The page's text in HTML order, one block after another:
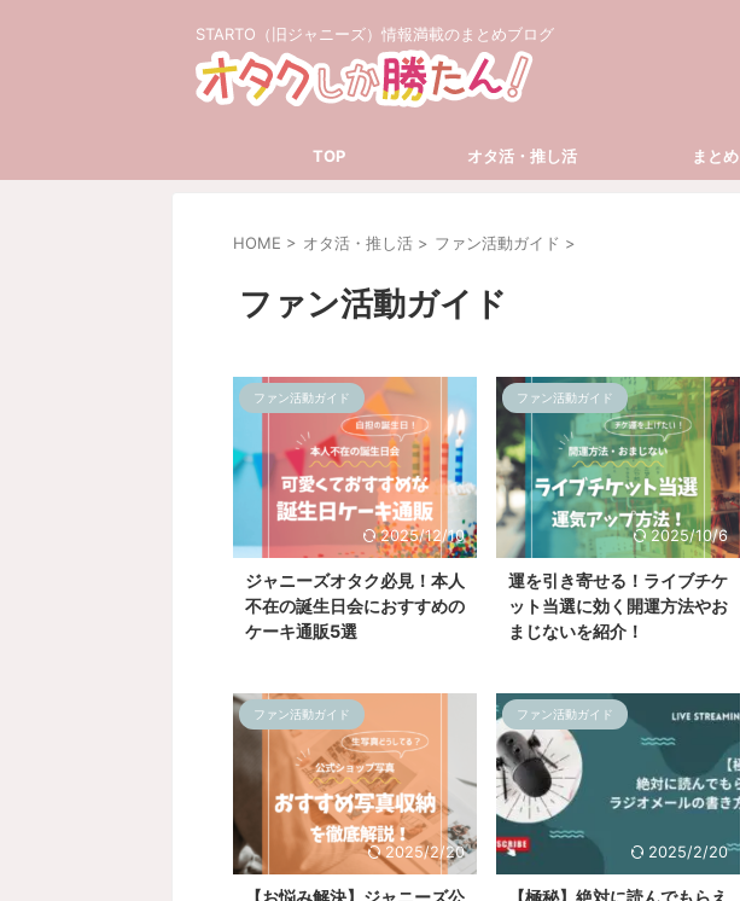
STARTO（旧ジャニーズ）情報満載のまとめブログ
TOP オタ活・推し活 まとめ
HOME > オタ活・推し活 > ファン活動ガイド >
ファン活動ガイド
ファン活動ガイド
2025/12/10
ジャニーズオタク必見！本人
不在の誕生日会におすすめの
ケーキ通販5選
ファン活動ガイド
2025/10/6
運を引き寄せる！ライブチケ
ット当選に効く開運方法やお
まじないを紹介！
ファン活動ガイド
2025/2/20
【お悩み解決】ジャニーズ公
ファン活動ガイド
2025/2/20
【極秘】絶対に読んでもらえ